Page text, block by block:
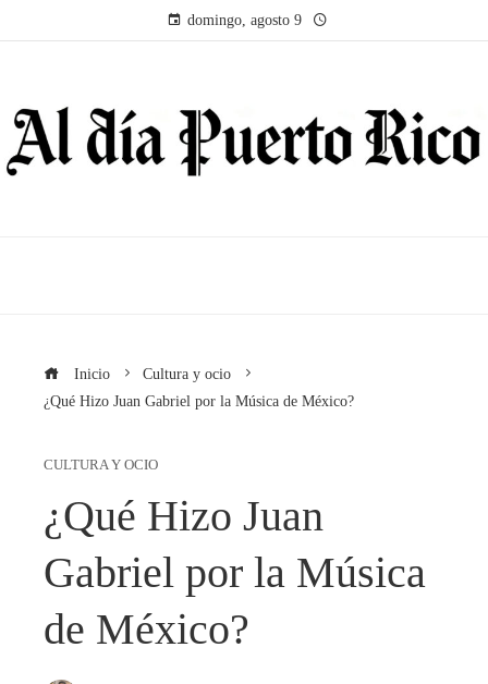
domingo, agosto 9
Inicio
Cultura y ocio
¿Qué Hizo Juan Gabriel por la Música de México?
CULTURA Y OCIO
¿Qué Hizo Juan
Gabriel por la Música
de México?